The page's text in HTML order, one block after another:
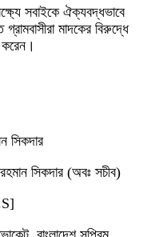
সবাইকে ঐক্যবদ্ধভাবে
মাদকের বিরুদ্ধে
সিকদার
সিকদার (অবঃ সচীব)